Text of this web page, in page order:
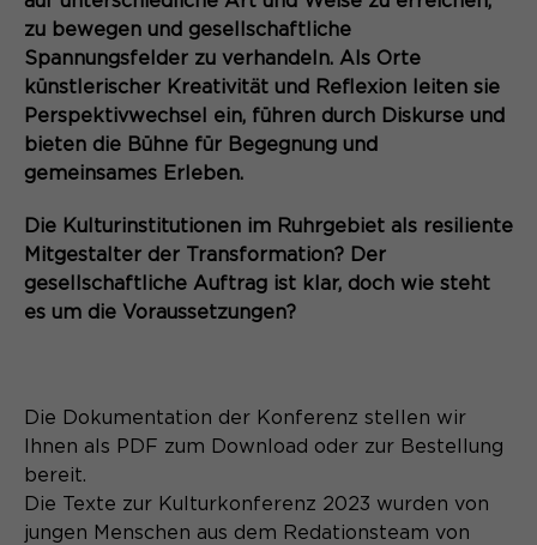
zu bewegen und gesellschaftliche
Spannungsfelder zu verhandeln. Als Orte
künstlerischer Kreativität und Reflexion leiten sie
Perspektivwechsel ein, führen durch Diskurse und
bieten die Bühne für Begegnung und
gemeinsames Erleben.
Die Kulturinstitutionen im Ruhrgebiet als resiliente
Mitgestalter der Transformation? Der
gesellschaftliche Auftrag ist klar, doch wie steht
es um die Voraussetzungen?
Die Dokumentation der Konferenz stellen wir
Ihnen als PDF zum Download oder zur Bestellung
bereit.
Die Texte zur Kulturkonferenz 2023 wurden von
jungen Menschen aus dem Redationsteam von
Zweck
Website angenehm und flüssig wird:
Sie ermöglichen es der Website, Sie
offen zu halten. Es speichert bei
einem Benutzer-Login für einen
geschlossenen Bereich die Benutzer-
ID als verschlüsselten Wert (sog.
Datenbankeintrag des Nutzers.
Laufzeit Ende der Sitzung
Zweck
(nur für Administratoren relevant).
Anbieter Matomo
Laufzeit 13 Monate
Zweck
Dient zur anonymen
Wiedererkennung eines Besuchers.
Name
Anbieter Matomo
Zweck
aktuellen Sitzung.
Name